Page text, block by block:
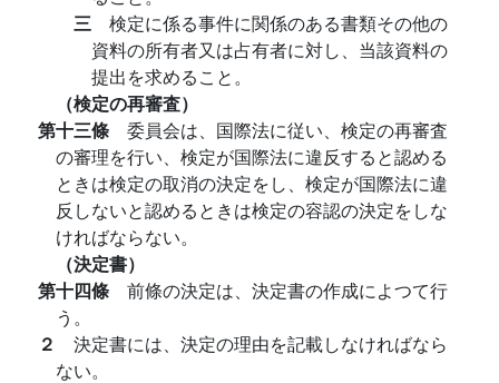
三 検定に係る事件に関係のある書類その他の
資料の所有者又は占有者に対し、当該資料の
提出を求めること。
（検定の再審査）
第十三條 委員会は、国際法に従い、検定の再審査
の審理を行い、検定が国際法に違反すると認める
ときは検定の取消の決定をし、検定が国際法に違
反しないと認めるときは検定の容認の決定をしな
ければならない。
（決定書）
第十四條 前條の決定は、決定書の作成によつて行
う。
２ 決定書には、決定の理由を記載しなければなら
ない。